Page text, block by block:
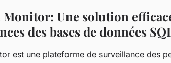
Monitor: Une solution
des bases de données
est une plateforme de surveillance des